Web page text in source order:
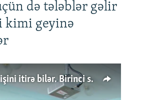
də tələblər gəlir
geyinə
50 min müəllim işini itirə bilər. Birinci sinfə gedənlər azalır